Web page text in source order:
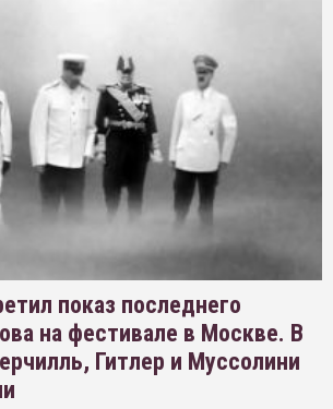
показ последнего
на фестивале в Москве. В
Гитлер и Муссолини